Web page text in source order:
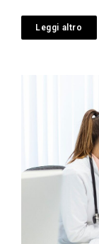
Leggi altro